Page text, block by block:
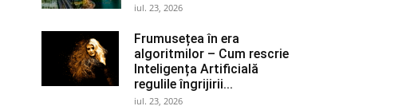
iul. 23, 2026
Frumusețea în era
algoritmilor – Cum rescrie
Inteligența Artificială
regulile îngrijirii...
iul. 23, 2026